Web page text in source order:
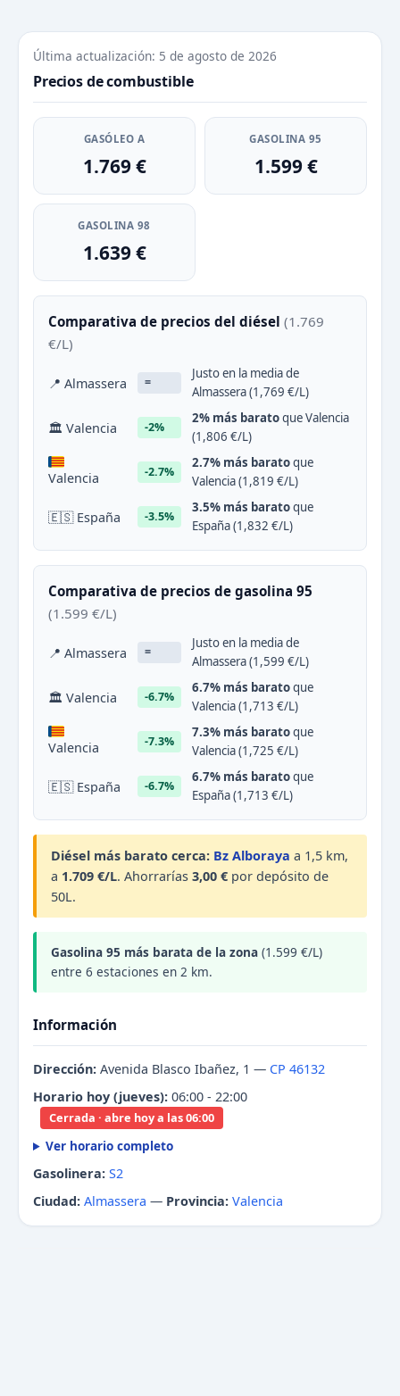
Última actualización: 5 de agosto de 2026
Precios de combustible
GASÓLEO A
1.769 €
GASOLINA 95
1.599 €
GASOLINA 98
1.639 €
Comparativa de precios del diésel (1.769
€/L)
📍 Almassera =
Justo en la media de
Almassera (1,769 €/L)
🏛 Valencia -2%
2% más baratoque Valencia
(1,806 €/L)
Valencia -2.7%
2.7% más baratoque
Valencia (1,819 €/L)
🇪🇸 España -3.5%
3.5% más baratoque
España (1,832 €/L)
Comparativa de precios de gasolina 95
(1.599 €/L)
📍 Almassera =
Justo en la media de
Almassera (1,599 €/L)
🏛 Valencia -6.7%
6.7% más baratoque
Valencia (1,713 €/L)
Valencia -7.3%
7.3% más baratoque
Valencia (1,725 €/L)
🇪🇸 España -6.7%
6.7% más baratoque
España (1,713 €/L)
Diésel más barato cerca: Bz Alboraya a 1,5 km,
a 1.709 €/L. Ahorrarías 3,00 € por depósito de
50L.
Gasolina 95 más barata de la zona (1.599 €/L)
entre 6 estaciones en 2 km.
Información
Dirección: Avenida Blasco Ibañez, 1 — CP 46132
Horario hoy (jueves): 06:00 - 22:00
Cerrada · abre hoy a las 06:00
Ver horario completo
Gasolinera: S2
Ciudad: Almassera — Provincia: Valencia